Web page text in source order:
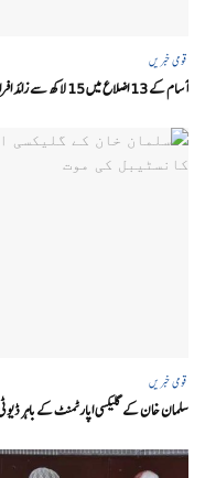
قومی خبریں
آسام کے 13 اضلاع میں 15 لاکھ سے زائد افراد سیلاب سے متاثر
قومی خبریں
سلمان خان کے گلیکسی اپارٹمنٹ کے باہر